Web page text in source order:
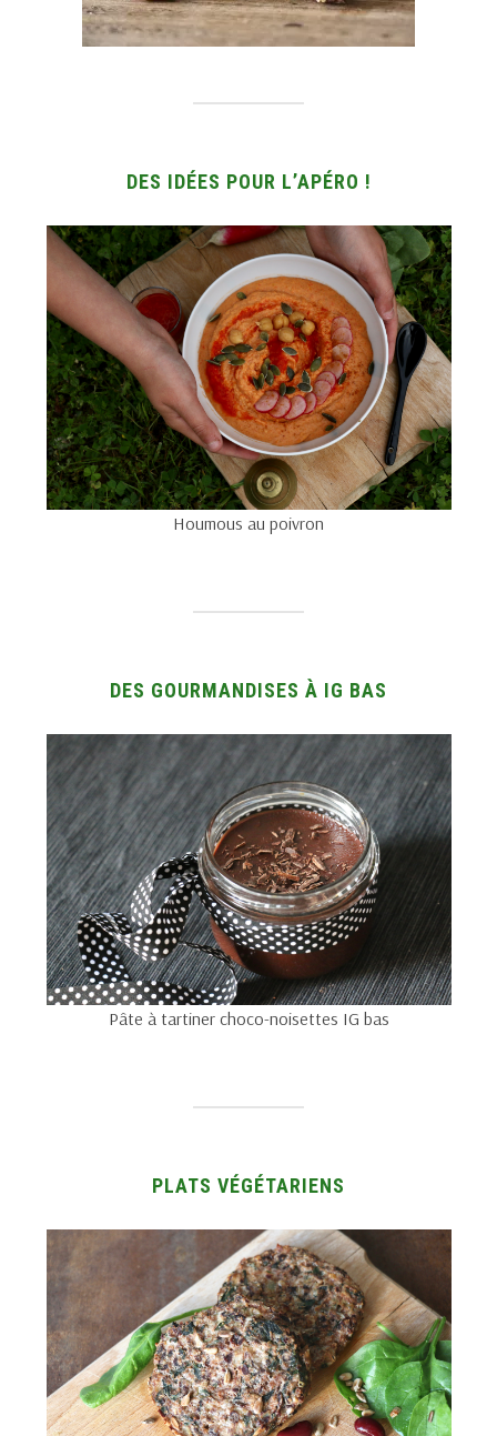
DES IDÉES POUR L’APÉRO !
Houmous au poivron
DES GOURMANDISES À IG BAS
Pâte à tartiner choco-noisettes IG bas
PLATS VÉGÉTARIENS